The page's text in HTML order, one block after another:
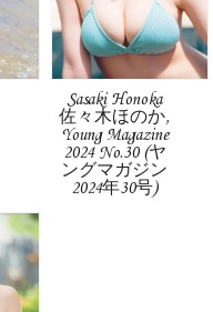
Sasaki Honoka
佐々木ほのか,
Young Magazine
2024 No.30 (ヤ
ングマガジン
2024年30号)